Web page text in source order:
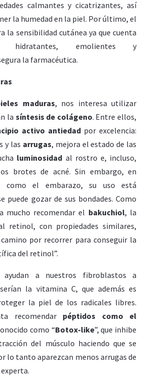
calmantes y cicatrizantes, así
la humedad en la piel. Por último, el
la sensibilidad cutánea ya que cuenta
hidratantes, emolientes y
la farmacéutica.
maduras, nos interesa utilizar
la síntesis de colágeno. Entre ellos,
activo antiedadpor excelencia:
y las arrugas, mejora el estado de las
luminosidad al rostro e, incluso,
brotes de acné. Sin embargo, en
como el embarazo, su uso está
puede gozar de sus bondades. Como
mucho recomendar el bakuchiol, la
retinol, con propiedades similares,
por recorrer para conseguir la
del retinol”.
ayudan a nuestros fibroblastos a
la vitamina C, que además es
la piel de los radicales libres.
recomendar péptidos como el
como “Botox-like”, que inhibe
del músculo haciendo que se
lo tanto aparezcan menos arrugas de